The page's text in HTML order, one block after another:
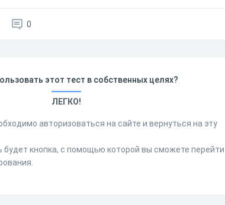
0
этот тест в собственных целях?
ЛЕГКО!
авторизоваться на сайте и вернуться на эту
будет кнопка, с помощью которой вы сможете перейти